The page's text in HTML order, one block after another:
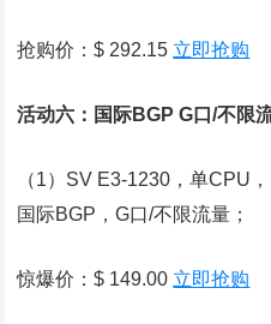
抢购价：$ 292.15 立即抢购
活动六：国际BGP G口/不限
（1）SV E3-1230，单CPU
国际BGP，G口/不限流量；
惊爆价：$ 149.00 立即抢购